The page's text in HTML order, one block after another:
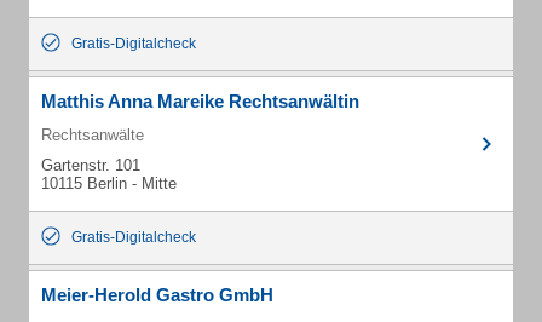
Gratis-Digitalcheck
Matthis Anna Mareike Rechtsanwältin
Rechtsanwälte
Gartenstr. 101
10115 Berlin - Mitte
Gratis-Digitalcheck
Meier-Herold Gastro GmbH